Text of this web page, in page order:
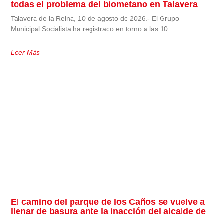
todas el problema del biometano en Talavera
Talavera de la Reina, 10 de agosto de 2026.- El Grupo
Municipal Socialista ha registrado en torno a las 10
Leer Más
El camino del parque de los Caños se vuelve a
llenar de basura ante la inacción del alcalde de